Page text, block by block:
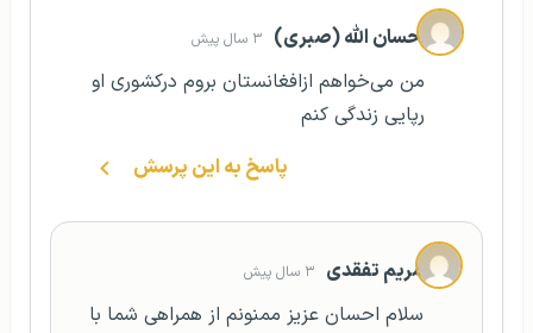
احسان الله (صبری) ۳ سال پیش
من می‌خواهم ازافغانستان بروم درکشوری او
رپایی زندگی کنم
پاسخ به این پرسش
مریم تفقدی ۳ سال پیش
سلام احسان عزیز ممنونم از همراهی شما با